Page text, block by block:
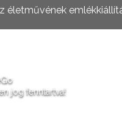
életművének
jog fenntartva!